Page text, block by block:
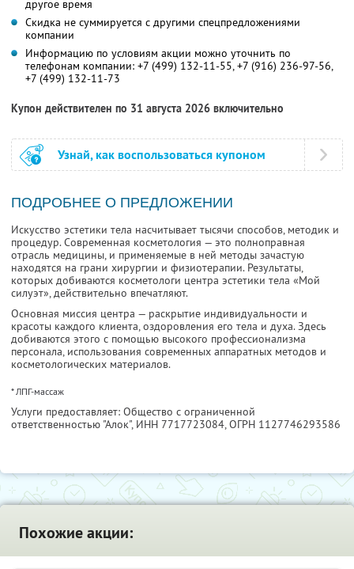
другое время
Скидка не суммируется с другими спецпредложениями
компании
Информацию по условиям акции можно уточнить по
телефонам компании: +7 (499) 132-11-55, +7 (916) 236-97-56,
+7 (499) 132-11-73
Купон действителен по 31 августа 2026 включительно
Узнай, как воспользоваться купоном
ПОДРОБНЕЕ О ПРЕДЛОЖЕНИИ
Искусство эстетики тела насчитывает тысячи способов, методик и
процедур. Современная косметология — это полноправная
отрасль медицины, и применяемые в ней методы зачастую
находятся на грани хирургии и физиотерапии. Результаты,
которых добиваются косметологи центра эстетики тела «Мой
силуэт», действительно впечатляют.
Основная миссия центра — раскрытие индивидуальности и
красоты каждого клиента, оздоровления его тела и духа. Здесь
добиваются этого с помощью высокого профессионализма
персонала, использования современных аппаратных методов и
косметологических материалов.
* ЛПГ-массаж
Услуги предоставляет: Общество с ограниченной
ответственностью "Алок", ИНН 7717723084, ОГРН 1127746293586
Похожие акции: